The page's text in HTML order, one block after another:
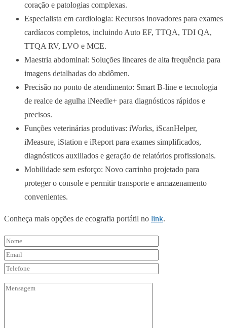
coração e patologias complexas.
Especialista em cardiologia: Recursos inovadores para exames
cardíacos completos, incluindo Auto EF, TTQA, TDI QA,
TTQA RV, LVO e MCE.
Maestria abdominal: Soluções lineares de alta frequência para
imagens detalhadas do abdômen.
Precisão no ponto de atendimento: Smart B-line e tecnologia
de realce de agulha iNeedle+ para diagnósticos rápidos e
precisos.
Funções veterinárias produtivas: iWorks, iScanHelper,
iMeasure, iStation e iReport para exames simplificados,
diagnósticos auxiliados e geração de relatórios profissionais.
Mobilidade sem esforço: Novo carrinho projetado para
proteger o console e permitir transporte e armazenamento
convenientes.
Conheça mais opções de ecografia portátil no link.